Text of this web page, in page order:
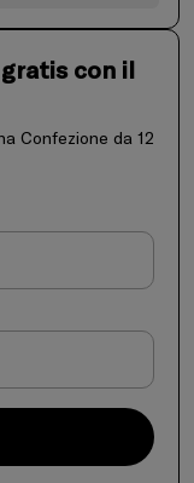
gratis con il
Confezione da 12